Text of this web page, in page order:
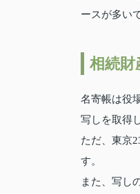
ースが多い
相続財
名寄帳は役
写しを取得
ただ、東京
す。
また、写し